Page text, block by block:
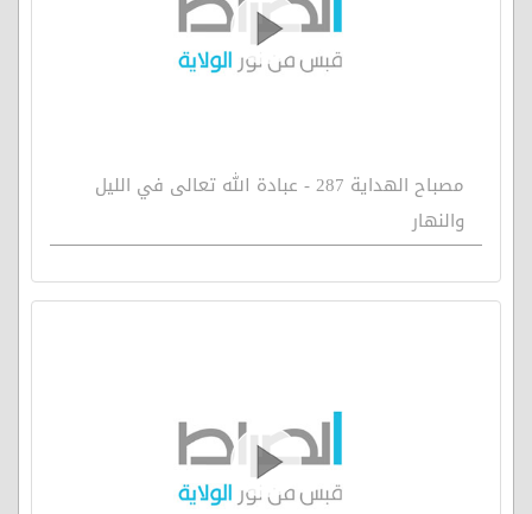
مصباح الهداية 287 - عبادة الله تعالى في الليل
والنهار